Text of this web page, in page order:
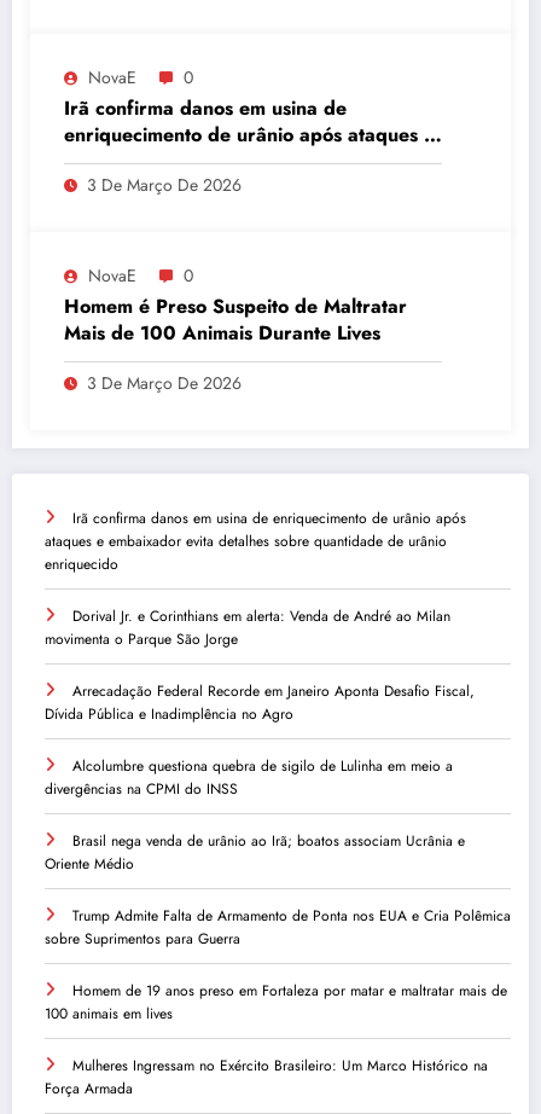
NovaE 0
Irã confirma danos em usina de
enriquecimento de urânio após ataques e
embaixador evita detalhes sobre
quantidade de urânio enriquecido
3 De Março De 2026
NovaE 0
Homem é Preso Suspeito de Maltratar
Mais de 100 Animais Durante Lives
3 De Março De 2026
Irã confirma danos em usina de enriquecimento de urânio após
ataques e embaixador evita detalhes sobre quantidade de urânio
enriquecido
Dorival Jr. e Corinthians em alerta: Venda de André ao Milan
movimenta o Parque São Jorge
Arrecadação Federal Recorde em Janeiro Aponta Desafio Fiscal,
Dívida Pública e Inadimplência no Agro
Alcolumbre questiona quebra de sigilo de Lulinha em meio a
divergências na CPMI do INSS
Brasil nega venda de urânio ao Irã; boatos associam Ucrânia e
Oriente Médio
Trump Admite Falta de Armamento de Ponta nos EUA e Cria Polêmica
sobre Suprimentos para Guerra
Homem de 19 anos preso em Fortaleza por matar e maltratar mais de
100 animais em lives
Mulheres Ingressam no Exército Brasileiro: Um Marco Histórico na
Força Armada